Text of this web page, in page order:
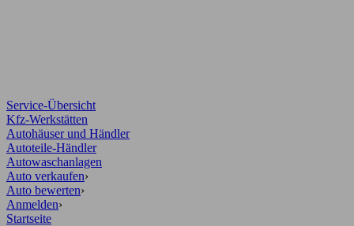
Service-Übersicht
Kfz-Werkstätten
Autohäuser und Händler
Autoteile-Händler
Autowaschanlagen
Auto verkaufen›
Auto bewerten›
Anmelden›
Startseite